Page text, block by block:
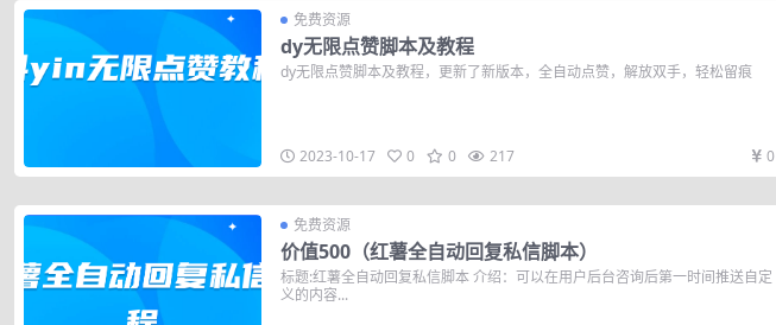
免费资源
dy无限点赞脚本及教程
dy无限点赞脚本及教程，更新了新版本，全自动点赞，解放双手，轻松留痕
2023-10-17 0 0 217 0
免费资源
价值500（红薯全自动回复私信脚本）
标题:红薯全自动回复私信脚本 介绍：可以在用户后台咨询后第一时间推送自定
义的内容...